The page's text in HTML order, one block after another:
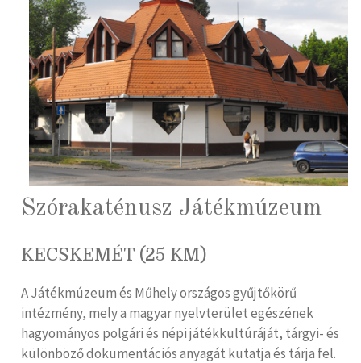
Szórakaténusz Játékmúzeum
KECSKEMÉT (25 KM)
A Játékmúzeum és Műhely országos gyűjtőkörű
intézmény, mely a magyar nyelvterület egészének
hagyományos polgári és népi játékkultúráját, tárgyi- és
különböző dokumentációs anyagát kutatja és tárja fel.